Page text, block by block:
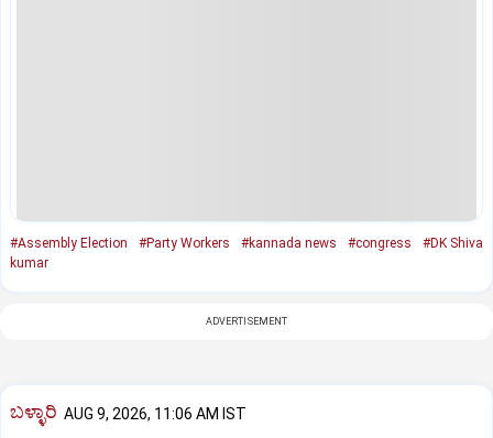
#Assembly Election #Party Workers #kannada news #congress
#DK Shiva
kumar
ADVERTISEMENT
ಬಳ್ಳಾರಿ AUG 9, 2026, 11:06 AM IST